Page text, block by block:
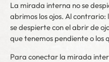
La mirada interna no se
abrimos los ojos. Al
se despierte con el abrir de
que tenemos pendiente o los
Para conectar la mirada